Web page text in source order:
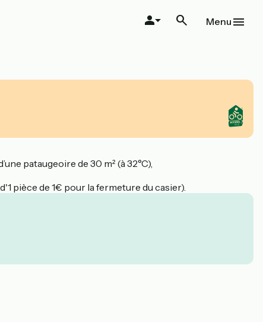
Menu
pataugeoire de 30 m² (à 32°C),
pièce de 1€ pour la fermeture du casier).